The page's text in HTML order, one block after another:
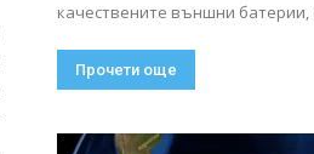
качествените външни батерии,
Прочети още